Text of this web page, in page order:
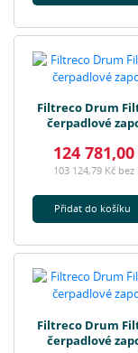
Filtreco Drum
čerpadlové
124
103 124,79 Kč bez
Přidat do košíku
Filtreco Drum
čerpadlové